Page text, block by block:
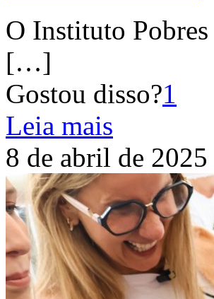
O Instituto
[…]
Gostou disso?1
Leia mais
8 de abril de 2025